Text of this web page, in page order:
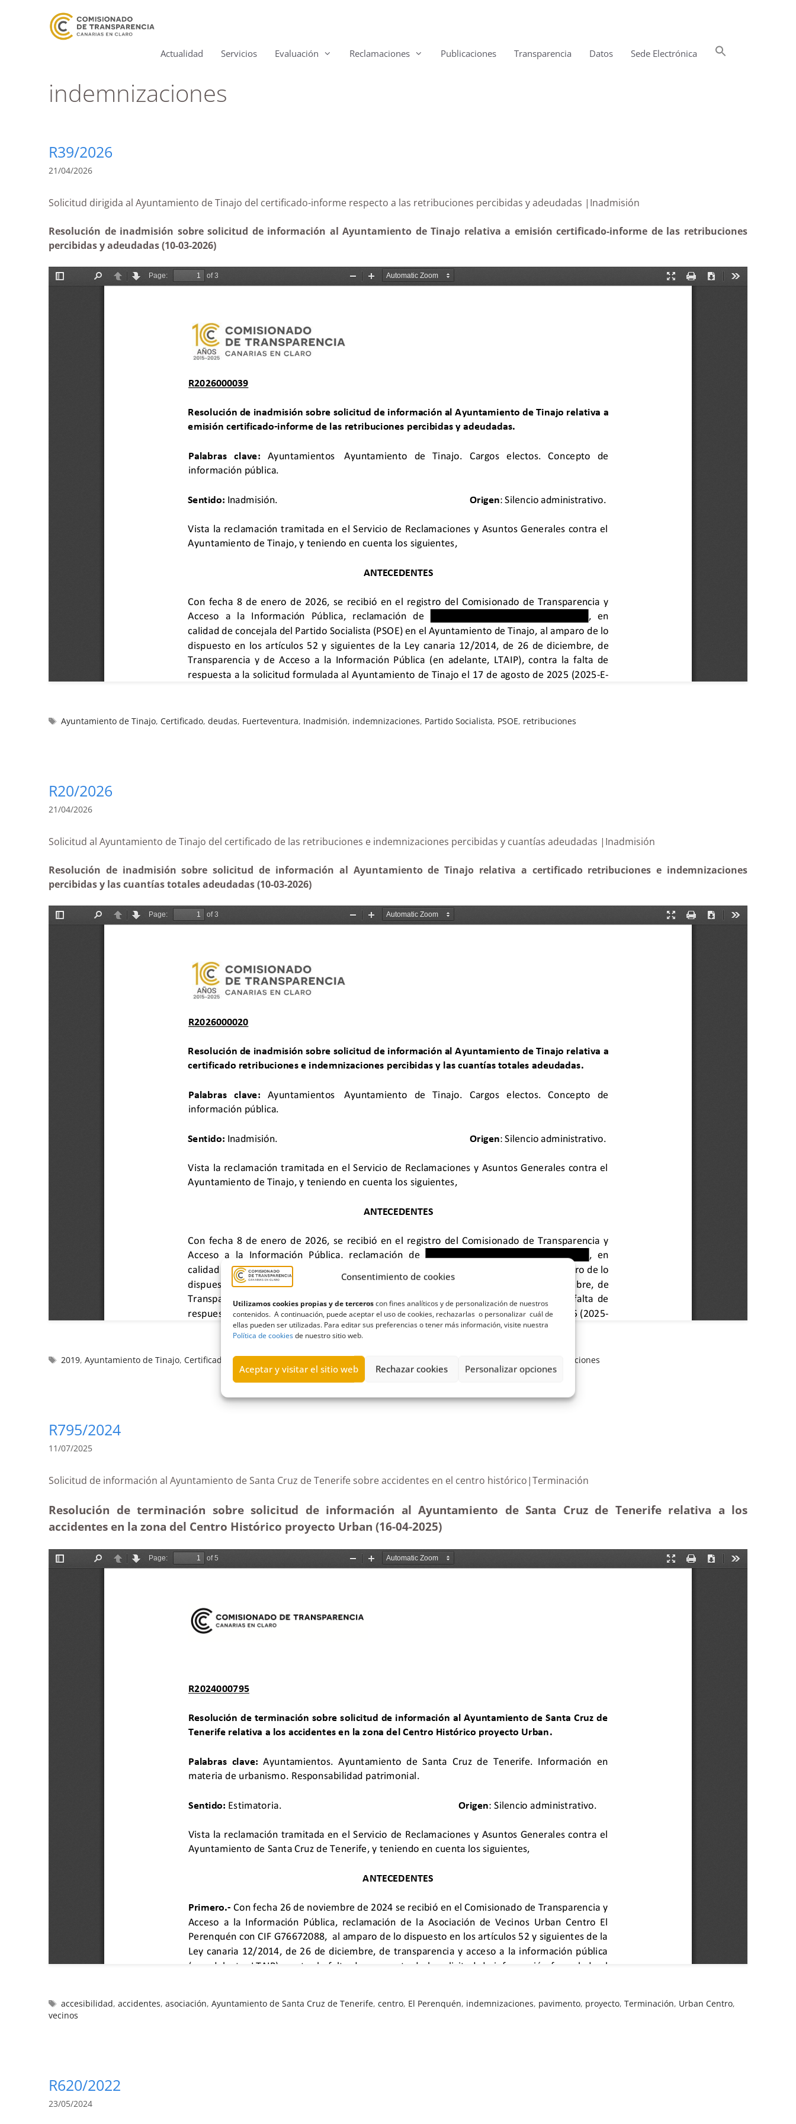
Consentimiento de cookies
Utilizamos cookies propias y de terceroscon fines analíticos y de personalización de nuestros
contenidos. A continuación, puede aceptar el uso de cookies, rechazarlas o personalizar cuál de
ellas pueden ser utilizadas. Para editar sus preferencias o tener más información, visite nuestra
Política de cookiesde nuestro sitio web.
Aceptar y visitar el sitio web Rechazar cookies Personalizar opciones
Actualidad Servicios Evaluación Reclamaciones Publicaciones Transparencia Datos Sede Electrónica
indemnizaciones
R39/2026
21/04/2026
Solicitud dirigida al Ayuntamiento de Tinajo del certificado-informe respecto a las retribuciones percibidas y adeudadas |Inadmisión
Resolución de inadmisión sobre solicitud de información al Ayuntamiento de Tinajo relativa a emisión certificado-informe de las retribuciones
percibidas y adeudadas (10-03-2026)
Ayuntamiento de Tinajo,Certificado,deudas, Fuerteventura, Inadmisión, indemnizaciones, Partido Socialista, PSOE, retribuciones
R20/2026
21/04/2026
Solicitud al Ayuntamiento de Tinajo del certificado de las retribuciones e indemnizaciones percibidas y cuantías adeudadas |Inadmisión
Resolución de inadmisión sobre solicitud de información al Ayuntamiento de Tinajo relativa a certificado retribuciones e indemnizaciones
percibidas y las cuantías totales adeudadas (10-03-2026)
2019,Ayuntamiento de Tinajo,Certificado deudas,Fuerteventura,Inadmisión retribuciones
R795/2024
11/07/2025
Solicitud de información al Ayuntamiento de Santa Cruz de Tenerife sobre accidentes en el centro histórico|Terminación
Resolución de terminación sobre solicitud de información al Ayuntamiento de Santa Cruz de Tenerife relativa a los
accidentes en la zona del Centro Histórico proyecto Urban (16-04-2025)
accesibilidad,accidentes,asociación,Ayuntamiento de Santa Cruz de Tenerife,centro, El Perenquén, indemnizaciones, pavimento, proyecto,Terminación, Urban Centro,
vecinos
R620/2022
23/05/2024